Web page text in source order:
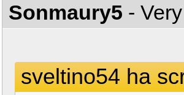
Sonmaury5 -
sveltino54 ha